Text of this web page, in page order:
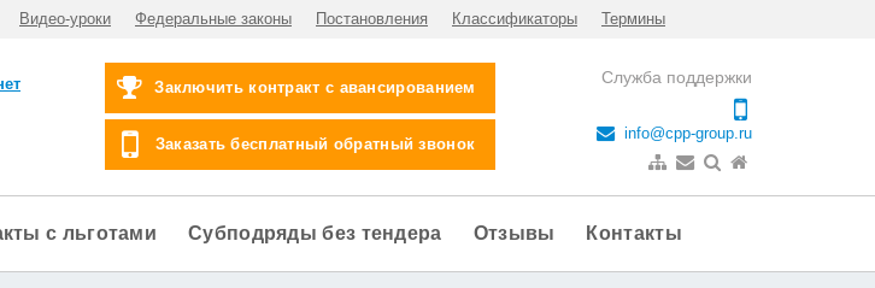
Видео-уроки Федеральные законы Постановления Классификаторы Термины
Заключить контракт с авансированием
Заказать бесплатный обратный звонок
Служба поддержки
info@cpp-group.ru
с льготами Субподряды без тендера Отзывы Контакты